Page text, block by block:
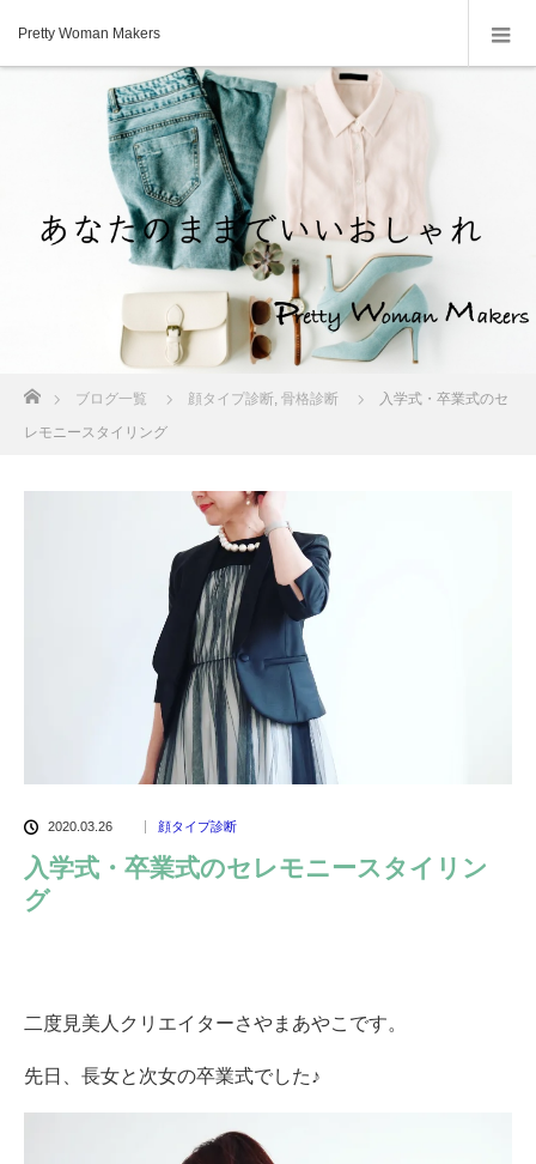
Pretty Woman Makers
ブログ一覧 顔タイプ診断, 骨格診断
入学式・卒業式のセ
レモニースタイリング
2020.03.26 顔タイプ診断
入学式・卒業式のセレモニースタイリン
グ
二度見美人クリエイターさやまあやこです。
先日、長女と次女の卒業式でした♪